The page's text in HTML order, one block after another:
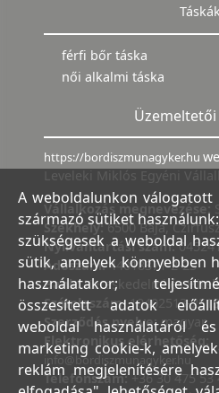
férfi bőr táska
női alkalmi táska
https://bordiszmunagyker.hu
Leveleki Miklós Egyéni
Vállalkozás megnevezése:
Székhely:6500 Baja,
Nyilvántartási szám:
Adószám:44018371-2-23
Bank:Kereskedelmi és
Számlaszám:10402513-
Szerződés nyelve:magyar
Elektronikus elérhetőség:
info@bordiszmunagyker.hu
Telefonszám: +36 30 475 53
A weboldalunkon
származó sütiket
szükségesek a weboldal
sütik, amelyek könnyebben
használatakor;
összesített adatok
weboldal használatáról
marketing cookie-k,
reklám megjelenítésére